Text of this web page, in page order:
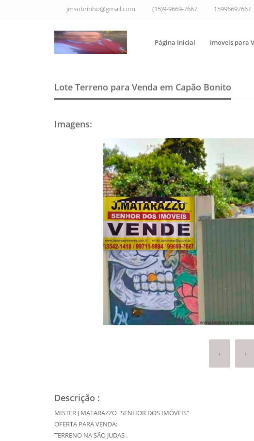
jmsobrinho@gmail.com (15)9-9669-7667 15996697667
Página Inicial Imoveis para
Lote Terreno para Venda em Capão Bonito
Imagens:
‹ ›
Descrição :
MISTER J MATARAZZO "SENHOR DOS IMÓVEIS"
OFERTA PARA VENDA:
TERRENO NA SÃO JUDAS .